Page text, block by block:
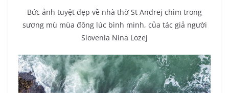
Bức ảnh tuyệt đẹp về nhà thờ St Andrej chìm trong
sương mù mùa đông lúc bình minh, của tác giả người
Slovenia Nina Lozej